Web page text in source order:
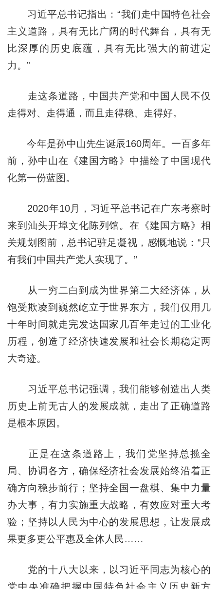
习近平总书记指出：“我们走中国特色社会
主义道路，具有无比广阔的时代舞台，具有无
比深厚的历史底蕴，具有无比强大的前进定
力。”
走这条道路，中国共产党和中国人民不仅
走得对、走得通，而且走得稳、走得好。
今年是孙中山先生诞辰160周年。一百多年
前，孙中山在《建国方略》中描绘了中国现代
化第一份蓝图。
2020年10月，习近平总书记在广东考察时
来到汕头开埠文化陈列馆。在《建国方略》相
关规划图前，总书记驻足凝视，感慨地说：“只
有我们中国共产党人实现了。”
从一穷二白到成为世界第二大经济体，从
饱受欺凌到巍然屹立于世界东方，我们仅用几
十年时间就走完发达国家几百年走过的工业化
历程，创造了经济快速发展和社会长期稳定两
大奇迹。
习近平总书记强调，我们能够创造出人类
历史上前无古人的发展成就，走出了正确道路
是根本原因。
正是在这条道路上，我们党坚持总揽全
局、协调各方，确保经济社会发展始终沿着正
确方向稳步前行；坚持全国一盘棋、集中力量
办大事，有力实施重大战略，有效应对重大考
验；坚持以人民为中心的发展思想，让发展成
果更多更公平惠及全体人民……
党的十八大以来，以习近平同志为核心的
党中央准确把握中国特色社会主义历史新方